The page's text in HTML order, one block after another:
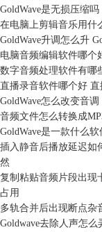
GoldWave是无损压缩
在电脑上剪辑音乐用什
GoldWave升调怎么升
电脑音频编辑软件哪个
数字音频处理软件有哪
直播录音软件哪个好
GoldWave怎么改变音
音频文件怎么转换成
GoldWave是一款什么
插入静音后播放延迟如
然
复制粘贴音频片段出现
占用
多轨合并后出现断点杂
Goldwave去除人声怎